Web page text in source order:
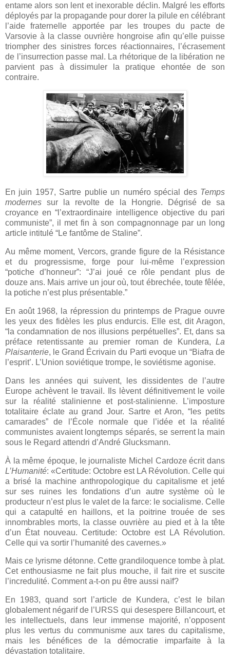
entame alors son lent et inexorable déclin. Malgré les efforts
déployés par la propagande pour dorer la pilule en célébrant
l’aide fraternelle apportée par les troupes du pacte de
Varsovie à la classe ouvrière hongroise afin qu’elle puisse
triompher des sinistres forces réactionnaires, l’écrasement
de l’insurrection passe mal. La rhétorique de la libération ne
parvient pas à dissimuler la pratique ehontée de son
contraire.
En juin 1957, Sartre publie un numéro spécial des Temps
modernes sur la revolte de la Hongrie. Dégrisé de sa
croyance en “l’extraordinaire intelligence objective du pari
communiste”, il met fin à son compagnonnage par un long
article intitulé “Le fantôme de Staline”.
Au même moment, Vercors, grande figure de la Résistance
et du progressisme, forge pour lui-même l’expression
“potiche d’honneur”: “J’ai joué ce rôle pendant plus de
douze ans. Mais arrive un jour où, tout ébrechée, toute fêlée,
la potiche n’est plus présentable.”
En août 1968, la répression du printemps de Prague ouvre
les yeux des fidèles les plus endurcis. Elle est, dit Aragon,
“la condamnation de nos illusions perpétuelles”. Et, dans sa
préface retentissante au premier roman de Kundera, La
Plaisanterie, le Grand Écrivain du Parti evoque un “Biafra de
l’esprit’. L’Union soviétique trompe, le soviétisme agonise.
Dans les années qui suivent, les dissidentes de l’autre
Europe achèvent le travail. Ils lèvent définitivement le voile
sur la réalité stalinienne et post-stalinienne. L’imposture
totalitaire éclate au grand Jour. Sartre et Aron, “les petits
camarades” de l’École normale que l’idée et la réalité
communistes avaient longtemps séparés, se serrent la main
sous le Regard attendri d’André Glucksmann.
À la même époque, le journaliste Michel Cardoze écrit dans
L’Humanité: «Certitude: Octobre est LA Révolution. Celle qui
a brisé la machine anthropologique du capitalisme et jeté
sur ses ruines les fondations d’un autre système où le
producteur n’est plus le valet de la farce: le socialisme. Celle
qui a catapulté en haillons, et la poitrine trouée de ses
innombrables morts, la classe ouvrière au pied et à la tête
d’un État nouveau. Certitude: Octobre est LA Révolution.
Celle qui va sortir l’humanité des cavernes.»
Mais ce lyrisme détonne. Cette grandiloquence tombe à plat.
Cet enthousiasme ne fait plus mouche, il fait rire et suscite
l’incredulité. Comment a-t-on pu être aussi naïf?
En 1983, quand sort l’article de Kundera, c’est le bilan
globalement négarif de l’URSS qui desespere Billancourt, et
les intellectuels, dans leur immense majorité, n’opposent
plus les vertus du communisme aux tares du capitalisme,
mais les bénéfices de la démocratie imparfaite à la
dévastation totalitaire.